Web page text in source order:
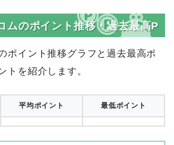
ムのポイント推移・過去最高P
ポイント推移グラフと過去最高ポ
トを紹介します。
平均ポイント 最低ポイント